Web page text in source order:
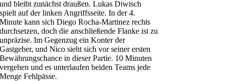
und bleibt zunächst draußen. Lukas Diwisch
spielt auf der linken Angriffsseite. In der 4.
Minute kann sich Diego Rocha-Martinez rechts
durchsetzen, doch die anschließende Flanke ist zu
unpräzise. Im Gegenzug ein Konter der
Gastgeber, und Nico sieht sich vor seiner ersten
Bewährungschance in dieser Partie. 10 Minuten
vergehen und es unterlaufen beiden Teams jede
Menge Fehlpässe.